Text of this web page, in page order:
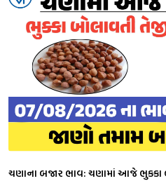
ચણાના બજાર ભાવ: ચણામાં આજે ભુકકા